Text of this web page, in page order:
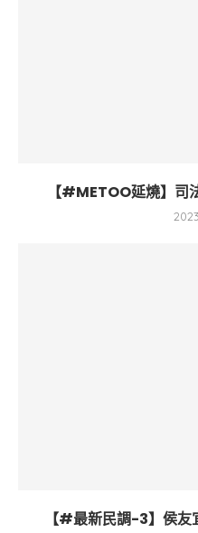
【#METOO延燒】司
【#最新民調-3】侯友